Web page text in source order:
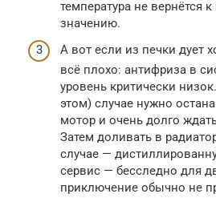
температура не вернётся
значению.
А вот если из печки дует
всё плохо: антифриза в
уровень критически
этом) случае нужно
мотор и очень долго
Затем доливать в
случае —
сервис — бесследно для
приключение обычно не